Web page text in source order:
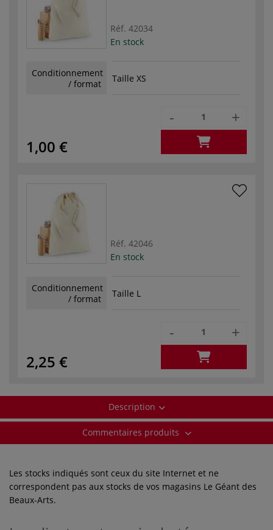
Réf. 42034
En stock
Conditionnement
/ format
Taille XS
1,00 €
- +
Réf. 42046
En stock
Conditionnement
/ format
Taille L
2,25 €
- +
Description
Commentaires produits
Les stocks indiqués sont ceux du site Internet et ne
correspondent pas aux stocks de vos magasins Le Géant des
Beaux-Arts.